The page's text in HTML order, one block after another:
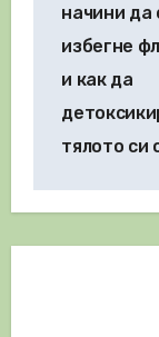
начини да
избегне
и как да
тялото си